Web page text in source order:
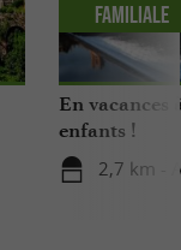
En vacances
enfants !
2,7 km -
Familiale